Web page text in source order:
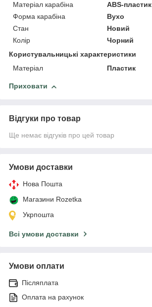
Матеріал карабіна
ABS-пластик
Форма карабіна
Вухо
Стан
Новий
Колір
Чорний
Користувальницькі характеристики
Матеріал
Пластик
Приховати
Відгуки про товар
Ще немає відгуків про цей товар
Умови доставки
Нова Пошта
Магазини Rozetka
Укрпошта
Всі умови доставки
Умови оплати
Післяплата
Оплата на рахунок